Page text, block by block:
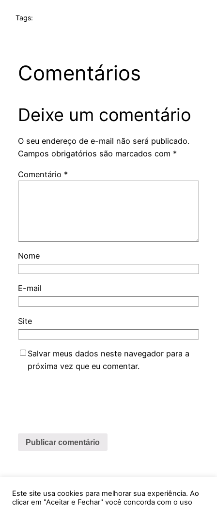
Tags:
Comentários
Deixe um comentário
O seu endereço de e-mail não será publicado.
Campos obrigatórios são marcados com *
Comentário *
Nome
E-mail
Site
Salvar meus dados neste navegador para a
próxima vez que eu comentar.
Feira Virtual ABCDMRR
Este site usa cookies para melhorar sua experiência. Ao
clicar em "Aceitar e Fechar" você concorda com o uso